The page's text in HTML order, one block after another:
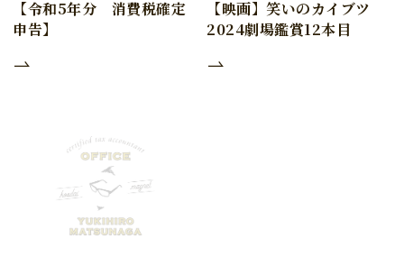
【令和5年分 消費税確定
申告】
【映画】笑いのカイブツ
2024劇場鑑賞12本目